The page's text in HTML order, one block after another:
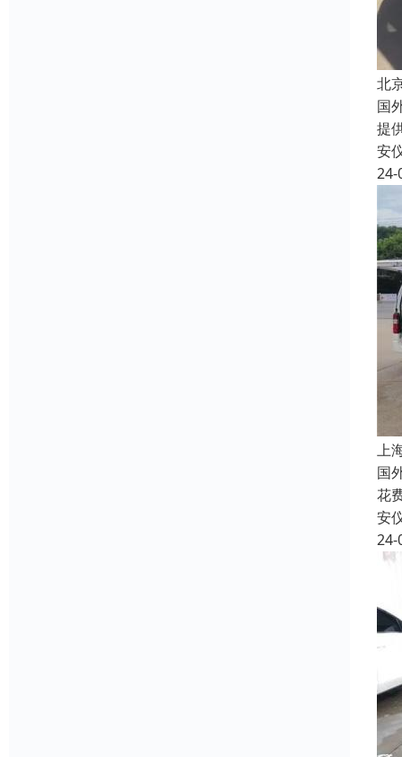
北
国
提
安
24-
上
国
花
安
24-